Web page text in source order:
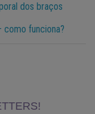
dos braços
como funciona?